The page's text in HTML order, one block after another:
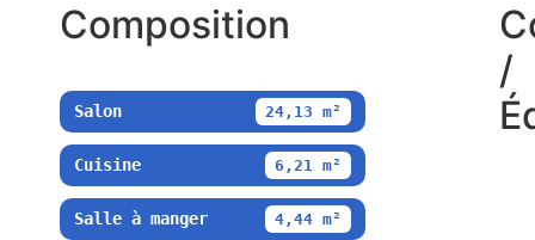
Composition
Salon 24,13 m²
Cuisine 6,21 m²
Salle à manger 4,44 m²
/